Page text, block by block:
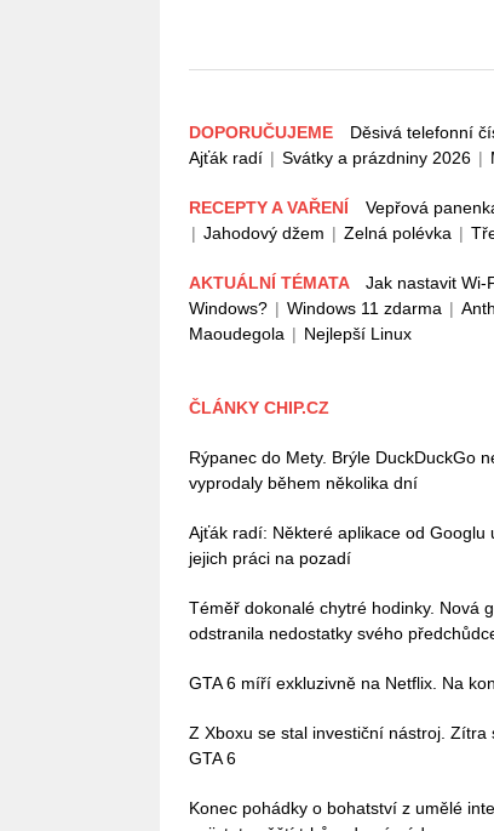
DOPORUČUJEME Děsivá telefonní
Ajťák radí | Svátky a prázdniny 2026 |
RECEPTY A VAŘENÍ Vepřová
| Jahodový džem | Zelná polévka |
AKTUÁLNÍ TÉMATA Jak nastavit Wi-
Windows? | Windows 11 zdarma |
Maoudegola | Nejlepší Linux
ČLÁNKY CHIP.CZ
Rýpanec do Mety. Brýle DuckDuckGo
vyprodaly během několika dní
Ajťák radí: Některé aplikace od
jejich práci na pozadí
Téměř dokonalé chytré hodinky. Nová
odstranila nedostatky svého
GTA 6 míří exkluzivně na Netflix. Na
Z Xboxu se stal investiční nástroj.
GTA 6
Konec pohádky o bohatství z umělé